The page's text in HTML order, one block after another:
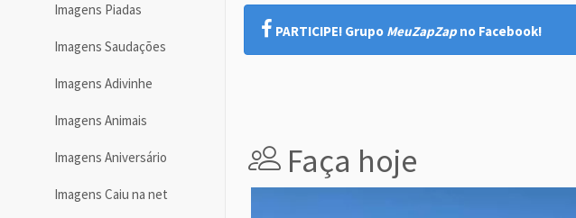
Imagens Piadas
Imagens Saudações
Imagens Adivinhe
Imagens Animais
Imagens Aniversário
Imagens Caiu na net
PARTICIPE! Grupo MeuZapZap no Facebook!
Faça hoje